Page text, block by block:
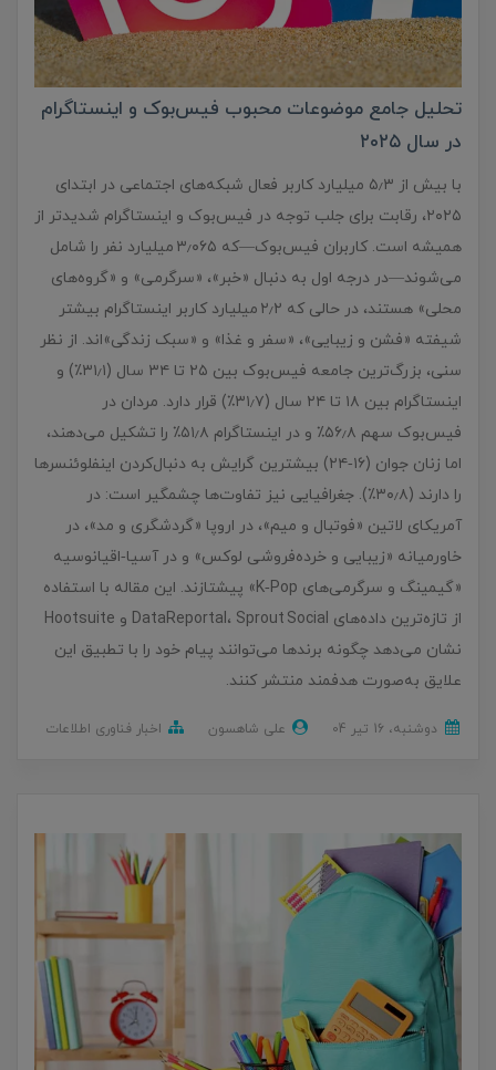
تحلیل جامع موضوعات محبوب فیس‌بوک و اینستاگرام
در سال ۲۰۲۵
با بیش از ۵٫۳ میلیارد کاربر فعال شبکه‌های اجتماعی در ابتدای
۲۰۲۵، رقابت برای جلب توجه در فیس‌بوک و اینستاگرام شدیدتر از
همیشه است. کاربران فیس‌بوک—که ۳٫۰۶۵ میلیارد نفر را شامل
می‌شوند—در درجه‌ اول به دنبال «خبر»، «سرگرمی» و «گروه‌های
محلی» هستند، در حالی که ۲٫۲ میلیارد کاربر اینستاگرام بیشتر
شیفته «فشن و زیبایی»، «سفر و غذا» و «سبک زندگی»‌اند. از نظر
سنی، بزرگ‌ترین جامعه فیس‌بوک بین ۲۵ تا ۳۴ سال (۳۱٫۱٪) و
اینستاگرام بین ۱۸ تا ۲۴ سال (۳۱٫۷٪) قرار دارد. مردان در
فیس‌بوک سهم ۵۶٫۸٪ و در اینستاگرام ۵۱٫۸٪ را تشکیل می‌دهند،
اما زنان جوان (۱۶‑۲۴) بیشترین گرایش به دنبال‌کردن اینفلوئنسرها
را دارند (۳۰٫۸٪). جغرافیایی نیز تفاوت‌ها چشمگیر است: در
آمریکای لاتین «فوتبال و میم»، در اروپا «گردشگری و مد»، در
خاورمیانه «زیبایی و خرده‌فروشی لوکس» و در آسیا‑اقیانوسیه
«گیمینگ و سرگرمی‌های K‑Pop» پیشتازند. این مقاله با استفاده
از تازه‌ترین داده‌های DataReportal، Sprout Social و Hootsuite
نشان می‌دهد چگونه برندها می‌توانند پیام خود را با تطبیق این
علایق به‌صورت هدفمند منتشر کنند.
دوشنبه، 16 تير 04 علی شاهسون اخبار فناوری اطلاعات